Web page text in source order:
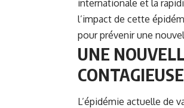
internationale et la
l’impact de cette
pour prévenir une
UNE
L’épidémie actuelle de